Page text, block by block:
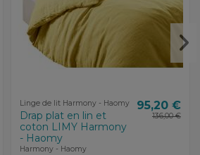
Linge de lit Harmony - Haomy
Drap plat en lin et
coton LIMY Harmony
- Haomy
Harmony - Haomy
95,20 €
136,00 €